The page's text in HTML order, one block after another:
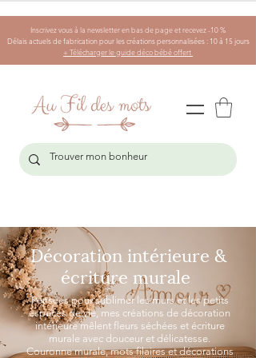
Inscrivez vous à la newsletter en bas de page et recevez -10 %
Délais actuels de fabrication pour les créations personnalisées : 10 à 15 jours
+ Télécharger le guide déco bébé offert
Décoration intérieure &
écriture murale
Pensées pour sublimer les murs et les petits
espaces de vie, mes créations de décoration
intérieure mêlent fleurs séchées et écriture
murale avec douceur et délicatesse.
Couronne murale, mots filaires et décorations